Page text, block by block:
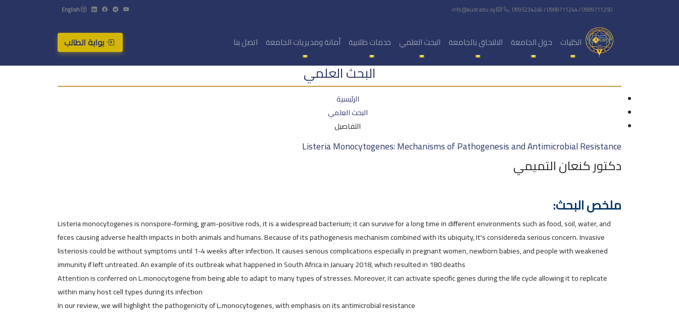
0995234246 / 0989711244 / 0989711250
English
الكليات حول الجامعة الالتحاق بالجامعة البحث العلمي خدمات طلابية أمانة ومديريات الجامعة اتصل بنا بوابة الطالب
البحث العلمي
الرئيسية
البحث العلمي
التفاصيل
Listeria Monocytogenes: Mechanisms of Pathogenesis and Antimicrobial Resistance
دكتور كنعان التميمي
ملخص البحث:
Listeria monocytogenes is nonspore-forming, gram-positive rods, it is a widespread bacterium; it can survive for a long time in different environments such as food, soil, water, and
feces causing adverse health impacts in both animals and humans. Because of its pathogenesis mechanism combined with its ubiquity, It's considereda serious concern. Invasive
listeriosis could be without symptoms until 1-4 weeks after infection. It causes serious complications especially in pregnant women, newborn babies, and people with weakened
immunity if left untreated. An example of its outbreak what happened in South Africa in January 2018, which resulted in 180 deaths
Attention is conferred on L.monocytogene from being able to adapt to many types of stresses. Moreover, it can activate specific genes during the life cycle allowing it to replicate
within many host cell types during its infection
In our review, we will highlight the pathogenicity of L.monocytogenes, with emphasis on its antimicrobial resistance